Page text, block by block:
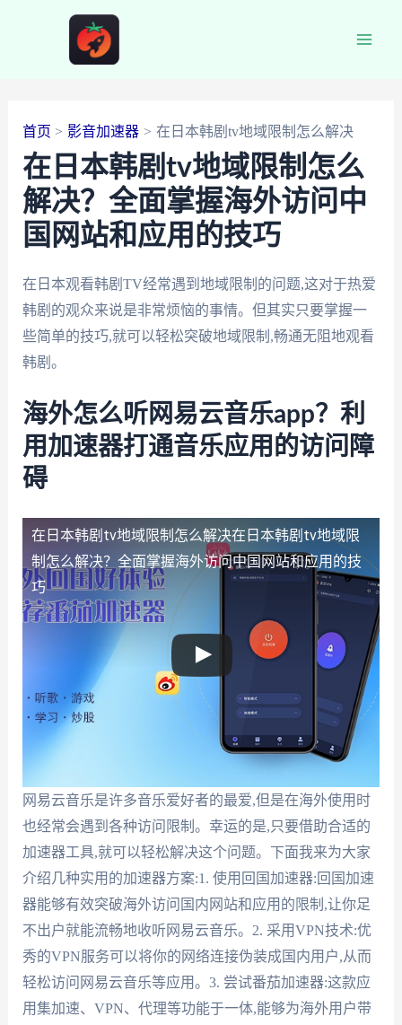
首页 影音加速器 在日本韩剧tv地域限制怎么解决
在日本韩剧tv地域限制怎么
解决？全面掌握海外访问中
国网站和应用的技巧
在日本观看韩剧TV经常遇到地域限制的问题,这对于热爱
韩剧的观众来说是非常烦恼的事情。但其实只要掌握一
些简单的技巧,就可以轻松突破地域限制,畅通无阻地观看
韩剧。
海外怎么听网易云音乐app？利
用加速器打通音乐应用的访问障
碍
在日本韩剧tv地域限制怎么解决在日本韩剧tv地域限
制怎么解决？全面掌握海外访问中国网站和应用的技
巧
网易云音乐是许多音乐爱好者的最爱,但是在海外使用时
也经常会遇到各种访问限制。幸运的是,只要借助合适的
加速器工具,就可以轻松解决这个问题。下面我来为大家
介绍几种实用的加速器方案:1. 使用回国加速器:回国加速
器能够有效突破海外访问国内网站和应用的限制,让你足
不出户就能流畅地收听网易云音乐。2. 采用VPN技术:优
秀的VPN服务可以将你的网络连接伪装成国内用户,从而
轻松访问网易云音乐等应用。3. 尝试番茄加速器:这款应
用集加速、VPN、代理等功能于一体,能够为海外用户带